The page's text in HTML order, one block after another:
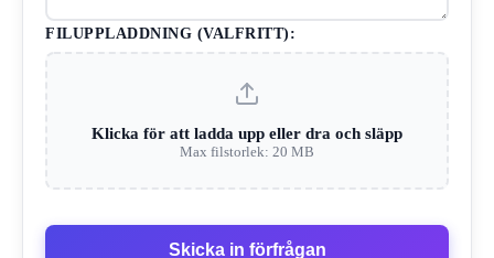
FILUPPLADDNING (VALFRITT):
Klicka för att ladda upp eller dra och släpp
Max filstorlek: 20 MB
Skicka in förfrågan